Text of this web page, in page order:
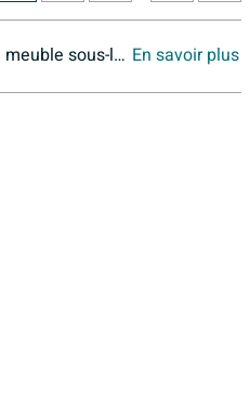
Vous êtes à la recherche d'un meuble sous-lavabo pour votre salle de bains? Sawiday vous propose une gamme étendue de meubles sous-lavabo avec des formes, styles, couleurs, tailles et marques diverses. Choisissez-en un qui vous plaît réellement! En savoir plus